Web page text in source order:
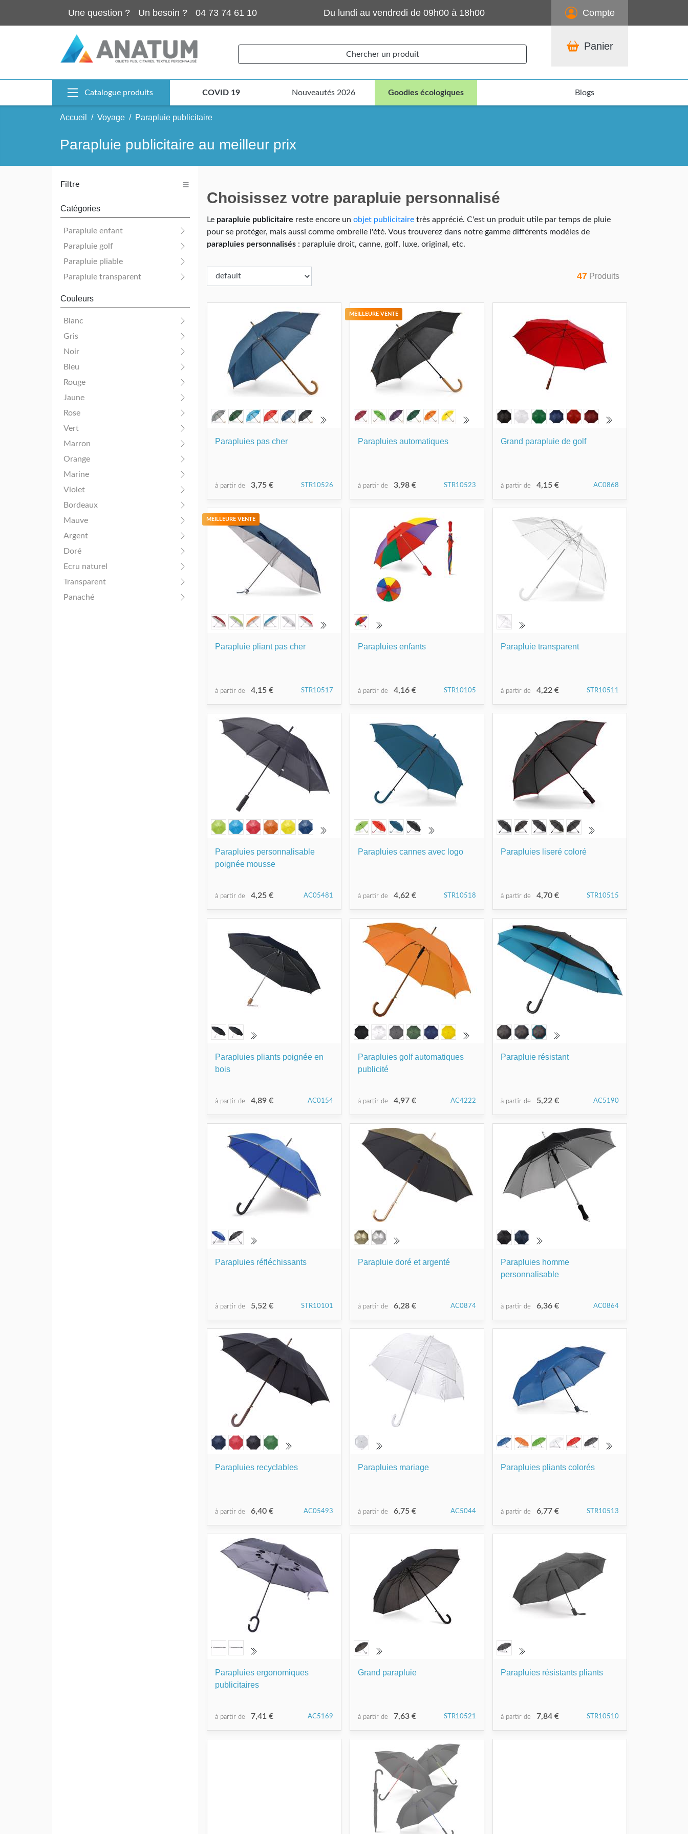
Une question ? Un besoin ? 04 73 74 61 10 Du lundi au vendredi de 09h00 à 18h00 Compte
Chercher un produit
Panier
Catalogue produits COVID 19 Nouveautés 2026 Goodies écologiques Blogs
Accueil Voyage Parapluie publicitaire
Parapluie publicitaire au meilleur prix
Filtre
Catégories
Parapluie enfant
Parapluie golf
Parapluie pliable
Parapluie transparent
Couleurs
Blanc
Gris
Noir
Bleu
Rouge
Jaune
Rose
Vert
Marron
Orange
Marine
Violet
Bordeaux
Mauve
Argent
Doré
Ecru naturel
Transparent
Panaché
Choisissez votre parapluie personnalisé
Le parapluie publicitaire reste encore un objet publicitaire très apprécié. C'est un produit utile par temps de pluie
pour se protéger, mais aussi comme ombrelle l'été. Vous trouverez dans notre gamme différents modèles de
parapluies personnalisés : parapluie droit, canne, golf, luxe, original, etc.
47 Produits
Parapluies pas cher
à partir de 3,75 € STR10526
MEILLEURE VENTE
Parapluies automatiques
à partir de 3,98 € STR10523
Grand parapluie de golf
à partir de 4,15 € AC0868
MEILLEURE VENTE
Parapluie pliant pas cher
à partir de 4,15 € STR10517
Parapluies enfants
à partir de 4,16 € STR10105
Parapluie transparent
à partir de 4,22 € STR10511
Parapluies personnalisable
poignée mousse
à partir de 4,25 € AC05481
Parapluies cannes avec logo
à partir de 4,62 € STR10518
Parapluies liseré coloré
à partir de 4,70 € STR10515
Parapluies pliants poignée en
bois
à partir de 4,89 € AC0154
Parapluies golf automatiques
publicité
à partir de 4,97 € AC4222
Parapluie résistant
à partir de 5,22 € AC5190
Parapluies réfléchissants
à partir de 5,52 € STR10101
Parapluie doré et argenté
à partir de 6,28 € AC0874
Parapluies homme
personnalisable
à partir de 6,36 € AC0864
Parapluies recyclables
à partir de 6,40 € AC05493
Parapluies mariage
à partir de 6,75 € AC5044
Parapluies pliants colorés
à partir de 6,77 € STR10513
Parapluies ergonomiques
publicitaires
à partir de 7,41 € AC5169
Grand parapluie
à partir de 7,63 € STR10521
Parapluies résistants pliants
à partir de 7,84 € STR10510